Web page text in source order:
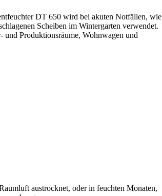
DT 650 wird bei akuten Notfällen, wie
Scheiben im Wintergarten verwendet.
und Produktionsräume, Wohnwagen und
austrocknet, oder in feuchten Monaten,